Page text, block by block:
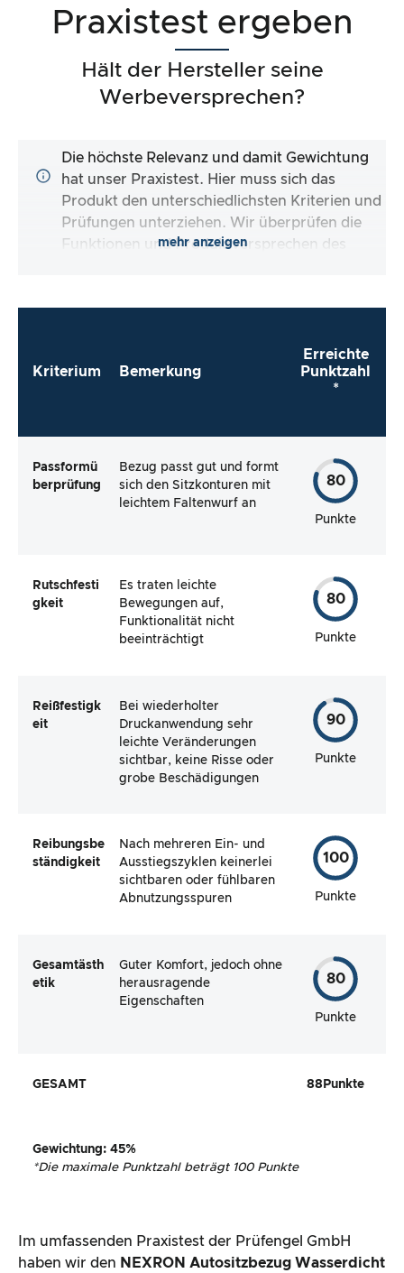
Praxistest ergeben
Hält der Hersteller seine
Werbeversprechen?
Die höchste Relevanz und damit Gewichtung
hat unser Praxistest. Hier muss sich das
Produkt den unterschiedlichsten Kriterien und
Prüfungen unterziehen. Wir überprüfen die
Funktionen und Produktversprechen des
mehr anzeigen
Kriterium Bemerkung
Erreichte
Punktzahl
*
Passformü
berprüfung
Bezug passt gut und formt
sich den Sitzkonturen mit
leichtem Faltenwurf an
80
Punkte
Rutschfesti
gkeit
Es traten leichte
Bewegungen auf,
Funktionalität nicht
beeinträchtigt
80
Punkte
Reißfestigk
eit
Bei wiederholter
Druckanwendung sehr
leichte Veränderungen
sichtbar, keine Risse oder
grobe Beschädigungen
90
Punkte
Reibungsbe
ständigkeit
Nach mehreren Ein- und
Ausstiegszyklen keinerlei
sichtbaren oder fühlbaren
Abnutzungsspuren
100
Punkte
Gesamtästh
etik
Guter Komfort, jedoch ohne
herausragende
Eigenschaften
80
Punkte
GESAMT 88 Punkte
Gewichtung: 45%
*Die maximale Punktzahl beträgt 100 Punkte
Im umfassenden Praxistest der Prüfengel GmbH
haben wir den NEXRON Autositzbezug Wasserdicht